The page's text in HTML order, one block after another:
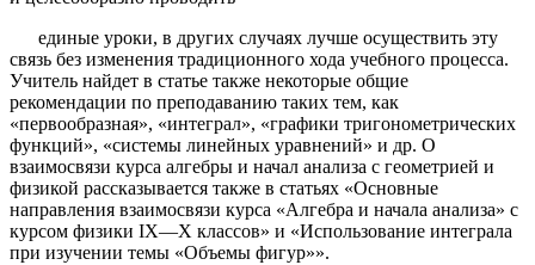
единые уроки, в других случаях лучше осуществить эту
связь без изменения традиционного хода учебного процесса.
Учитель найдет в статье также некоторые общие
рекомендации по преподаванию таких тем, как
«первообразная», «интеграл», «графики тригонометрических
функций», «системы линейных уравнений» и др. О
взаимосвязи курса алгебры и начал анализа с геометрией и
физикой рассказывается также в статьях «Основные
направления взаимосвязи курса «Алгебра и начала анализа» с
курсом физики IX—X классов» и «Использование интеграла
при изучении темы «Объемы фигур»».